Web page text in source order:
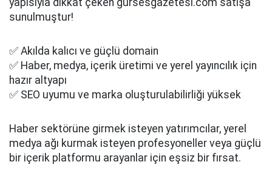
yapısıyla dikkat çeken gursesgazetesi.com satışa
sunulmuştur!
✅ Akılda kalıcı ve güçlü domain
✅ Haber, medya, içerik üretimi ve yerel yayıncılık için
hazır altyapı
✅ SEO uyumu ve marka oluşturulabilirliği yüksek
Haber sektörüne girmek isteyen yatırımcılar, yerel
medya ağı kurmak isteyen profesyoneller veya güçlü
bir içerik platformu arayanlar için eşsiz bir fırsat.